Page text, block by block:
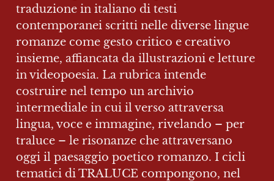
traduzione in italiano di testi
contemporanei scritti nelle diverse lingue
romanze come gesto critico e creativo
insieme, affiancata da illustrazioni e letture
in videopoesia. La rubrica intende
costruire nel tempo un archivio
intermediale in cui il verso attraversa
lingua, voce e immagine, rivelando – per
traluce – le risonanze che attraversano
oggi il paesaggio poetico romanzo. I cicli
tematici di TRALUCE compongono, nel